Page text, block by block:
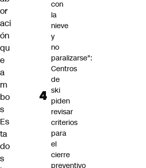
or
aci
ón
qu
e
a
m
bo
s
Es
ta
do
s
con
la
nieve
y
no
paralizarse":
Centros
de
ski
piden
revisar
criterios
para
el
cierre
preventivo